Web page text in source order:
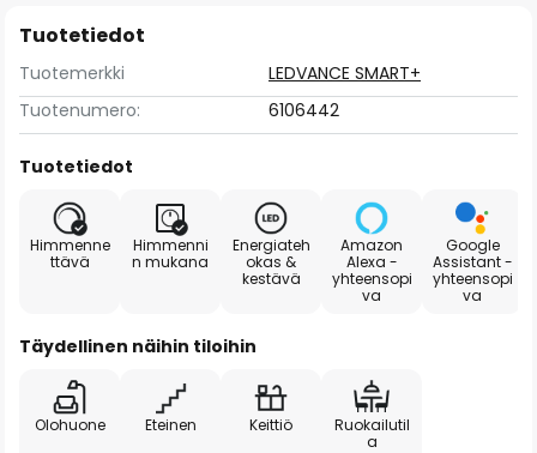
Tuotetiedot
Tuotemerkki
LEDVANCE SMART+
Tuotenumero:
6106442
Tuotetiedot
Himmenne
ttävä
Himmenni
n mukana
Energiateh
okas &
kestävä
Amazon
Alexa -
yhteensopi
va
Google
Assistant -
yhteensopi
va
Täydellinen näihin tiloihin
Olohuone Eteinen Keittiö
Ruokailutil
a